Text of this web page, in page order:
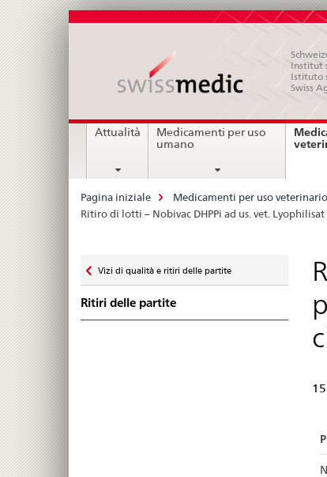
Institut
Istituto
Swiss
Navigation
Attualità
Medicamenti per uso
umano
Breadcrumb
Pagina iniziale Medicamenti per uso veterinario
Ritiro di lotti – Nobivac DHPPi ad us. vet.
zu
Vizi di qualità e ritiri delle partite
Ritiri delle partite